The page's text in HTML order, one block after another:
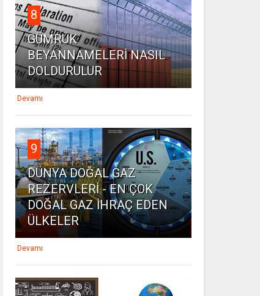
8
GÜMRÜK
BEYANNAMELERİ NASIL
DOLDURULUR
Devamı
9
DÜNYA DOĞAL GAZ
REZERVLERİ - EN ÇOK
DOĞAL GAZ İHRAÇ EDEN
ÜLKELER
Devamı